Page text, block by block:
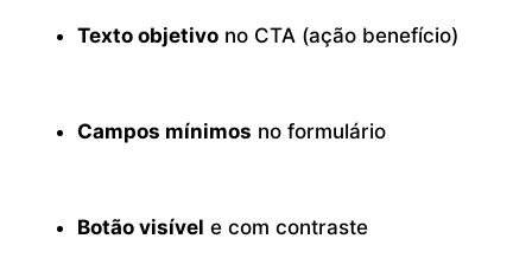
Texto objetivo no CTA (ação benefício)
Campos mínimos no formulário
Botão visível e com contraste